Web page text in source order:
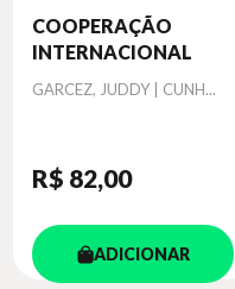
COOPERAÇÃO
INTERNACIONAL
Autor
GARCEZ, JUDDY | CUNH...
R$ 82,00
ADICIONAR